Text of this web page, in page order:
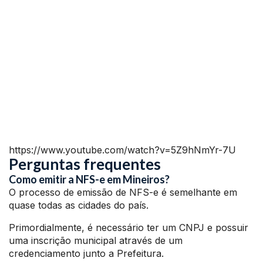
https://www.youtube.com/watch?v=5Z9hNmYr-7U
Perguntas frequentes
Como emitir a NFS-e em Mineiros?
O processo de emissão de NFS-e é semelhante em
quase todas as cidades do país.
Primordialmente, é necessário ter um CNPJ e possuir
uma inscrição municipal através de um
credenciamento junto a Prefeitura.